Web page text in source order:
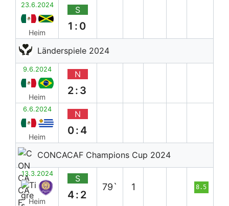
23.6.2024
Heim
S
1:0
Länderspiele 2024
9.6.2024
Heim
N
2:3
6.6.2024
Heim
N
0:4
CONCACAF Champions Cup 2024
13.3.2024
Heim
S
4:2
79` 1 8.5